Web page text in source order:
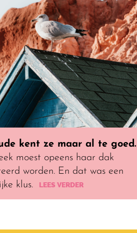
kent ze maar al te goed.
moest opeens haar dak
worden. En dat was een
klus.
LEES VERDER